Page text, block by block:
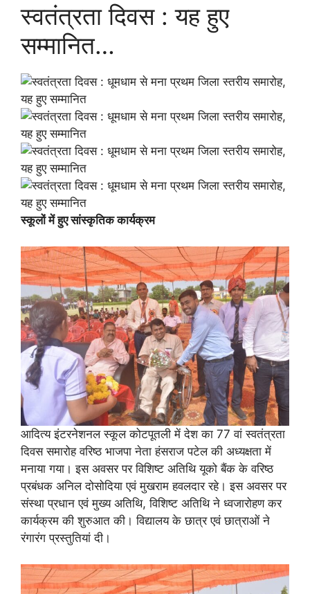
स्वतंत्रता दिवस : यह हुए
सम्मानित…
स्कूलों में हुए सांस्कृतिक कार्यक्रम
आदित्य इंटरनेशनल स्कूल कोटपूतली में देश का 77 वां स्वतंत्रता
दिवस समारोह वरिष्ठ भाजपा नेता हंसराज पटेल की अध्यक्षता में
मनाया गया। इस अवसर पर विशिष्ट अतिथि यूको बैंक के वरिष्ठ
प्रबंधक अनिल दोसोदिया एवं मुखराम हवलदार रहे। इस अवसर पर
संस्था प्रधान एवं मुख्य अतिथि, विशिष्ट अतिथि ने ध्वजारोहण कर
कार्यक्रम की शुरुआत की। विद्यालय के छात्र एवं छात्राओं ने
रंगारंग प्रस्तुतियां दी।